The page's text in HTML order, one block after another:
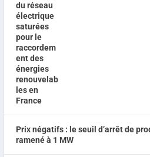
Prix négatifs : le seuil d’arrêt de
ramené à 1 MW